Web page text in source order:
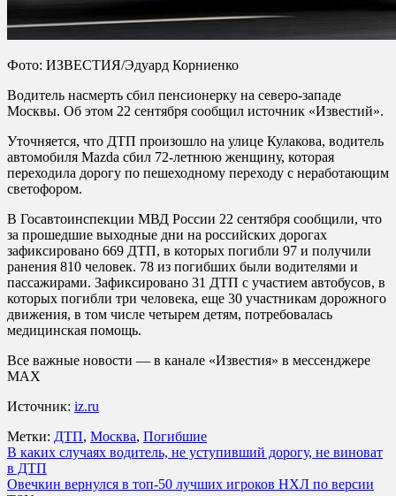
Фото: ИЗВЕСТИЯ/Эдуард Корниенко
Водитель насмерть сбил пенсионерку на северо-западе
Москвы. Об этом 22 сентября сообщил источник «Известий».
Уточняется, что ДТП произошло на улице Кулакова, водитель
автомобиля Mazda сбил 72-летнюю женщину, которая
переходила дорогу по пешеходному переходу с неработающим
светофором.
В Госавтоинспекции МВД России 22 сентября сообщили, что
за прошедшие выходные дни на российских дорогах
зафиксировано 669 ДТП, в которых погибли 97 и получили
ранения 810 человек. 78 из погибших были водителями и
пассажирами. Зафиксировано 31 ДТП с участием автобусов, в
которых погибли три человека, еще 30 участникам дорожного
движения, в том числе четырем детям, потребовалась
медицинская помощь.
Все важные новости — в канале «Известия» в мессенджере
МАХ
Источник: iz.ru
Метки: ДТП, Москва, Погибшие
Навигация
по
В каких случаях водитель, не уступивший дорогу, не виноват
в ДТП
Овечкин вернулся в топ-50 лучших игроков НХЛ по версии